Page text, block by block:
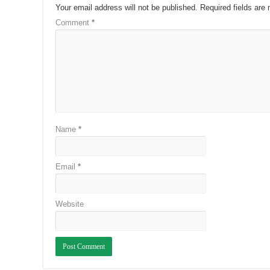
Your email address will not be published. Required fields are
Comment *
Name *
Email *
Website